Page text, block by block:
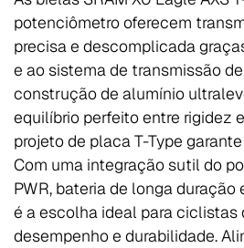
potenciômetro oferecem
precisa e descomplicada
e ao sistema de transmissão
construção de alumínio
equilíbrio perfeito entre rigidez
projeto de placa T-Type
Com uma integração sutil do
PWR, bateria de longa duração
é a escolha ideal para ciclistas
desempenho e durabilidade.